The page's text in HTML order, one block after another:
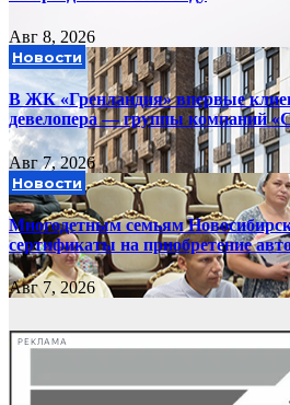
Авг 8, 2026
Новости
В ЖК «Гренландия» впервые
девелопера — группы компаний
Авг 7, 2026
Новости
Многодетным семьям
сертификаты на приобретение
Авг 7, 2026
РЕКЛАМА